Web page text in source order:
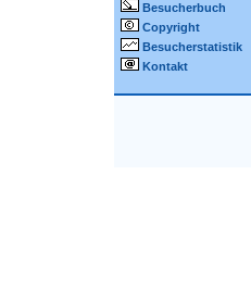
Besucherbuch
Copyright
Besucherstatistik
Kontakt